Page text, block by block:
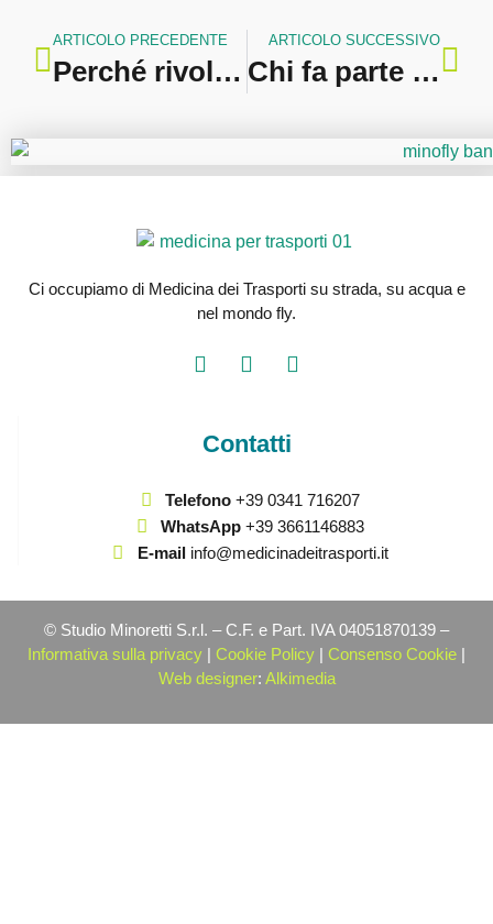
ARTICOLO PRECEDENTE
Perché rivolgersi a un operatore professionale per il rinnovo della patente
ARTICOLO SUCCESSIVO
Chi fa parte della Commissione Medica Locale: composizione, ruoli e cosa aspettarsi
Ci occupiamo di Medicina dei Trasporti su strada, su acqua e
nel mondo fly.
Contatti
Telefono +39 0341 716207
WhatsApp+39 3661146883
E-mailinfo@medicinadeitrasporti.it
© Studio Minoretti S.r.l. – C.F. e Part. IVA 04051870139 –
Informativa sulla privacy | Cookie Policy | Consenso Cookie |
Web designer: Alkimedia